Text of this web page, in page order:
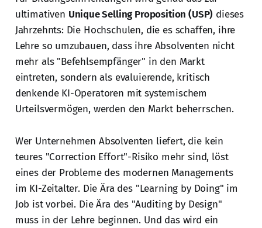
ultimativen Unique Selling Proposition (USP) dieses
Jahrzehnts: Die Hochschulen, die es schaffen, ihre
Lehre so umzubauen, dass ihre Absolventen nicht
mehr als "Befehlsempfänger" in den Markt
eintreten, sondern als evaluierende, kritisch
denkende KI-Operatoren mit systemischem
Urteilsvermögen, werden den Markt beherrschen.
Wer Unternehmen Absolventen liefert, die kein
teures "Correction Effort"-Risiko mehr sind, löst
eines der Probleme des modernen Managements
im KI-Zeitalter. Die Ära des "Learning by Doing" im
Job ist vorbei. Die Ära des "Auditing by Design"
muss in der Lehre beginnen. Und das wird ein